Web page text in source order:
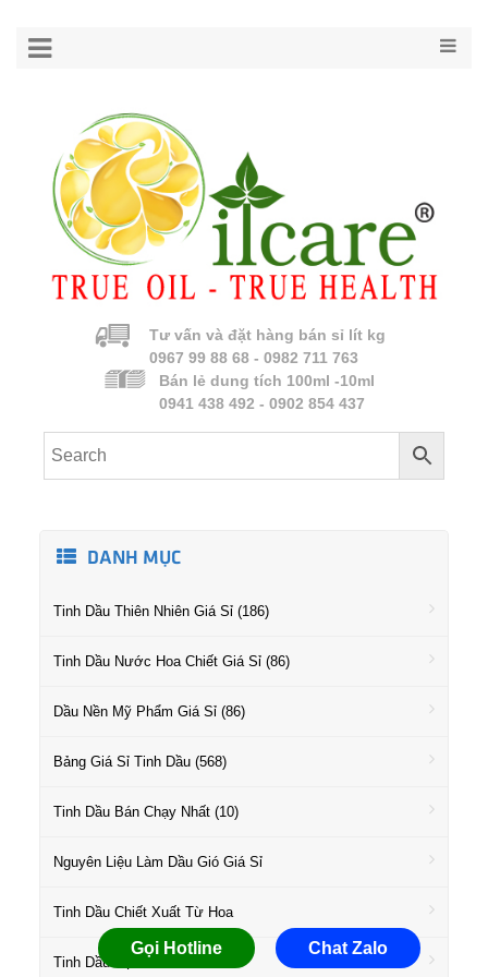
Tư vấn và đặt hàng bán sỉ lít kg
0967 99 88 68 - 0982 711 763
Bán lẻ dung tích 100ml -10ml
0941 438 492 - 0902 854 437
DANH MỤC
Tinh Dầu Thiên Nhiên Giá Sỉ (186)
Tinh Dầu Nước Hoa Chiết Giá Sỉ (86)
Dầu Nền Mỹ Phẩm Giá Sỉ (86)
Bảng Giá Sỉ Tinh Dầu (568)
Tinh Dầu Bán Chạy Nhất (10)
Nguyên Liệu Làm Dầu Gió Giá Sỉ
Tinh Dầu Chiết Xuất Từ Hoa
Tinh Dầu Họ Gỗ Giá Sỉ
Gọi Hotline Chat Zalo